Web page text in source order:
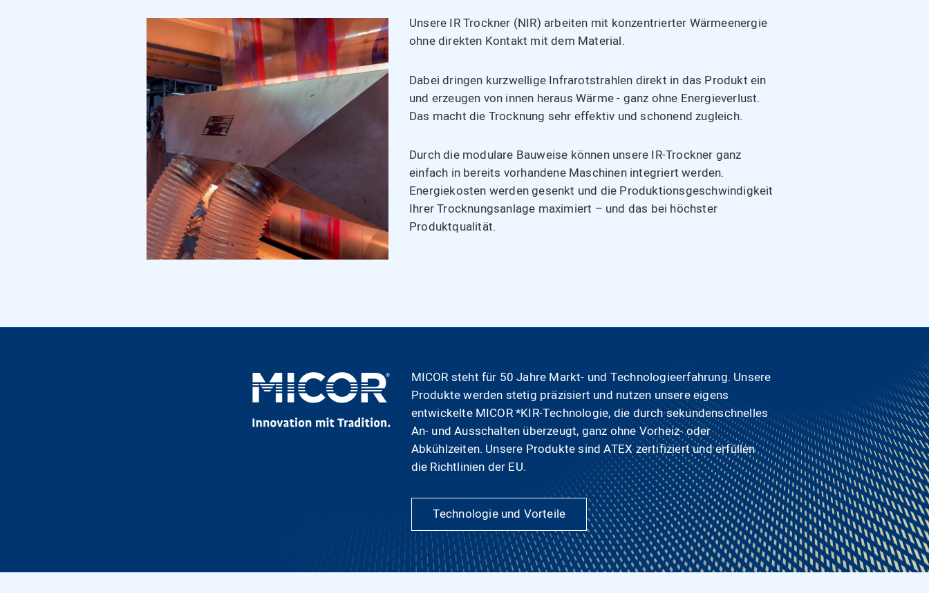
Unsere IR Trockner (NIR) arbeiten mit konzentrierter Wärmeenergie
ohne direkten Kontakt mit dem Material.
Dabei dringen kurzwellige Infrarotstrahlen direkt in das Produkt ein
und erzeugen von innen heraus Wärme - ganz ohne Energieverlust.
Das macht die Trocknung sehr effektiv und schonend zugleich.
Durch die modulare Bauweise können unsere IR-Trockner ganz
einfach in bereits vorhandene Maschinen integriert werden.
Energiekosten werden gesenkt und die Produktionsgeschwindigkeit
Ihrer Trocknungsanlage maximiert – und das bei höchster
Produktqualität.
MICOR steht für 50 Jahre Markt- und Technologieerfahrung. Unsere
Produkte werden stetig präzisiert und nutzen unsere eigens
entwickelte MICOR *KIR-Technologie, die durch sekundenschnelles
An- und Ausschalten überzeugt, ganz ohne Vorheiz- oder
Abkühlzeiten. Unsere Produkte sind ATEX zertifiziert und erfüllen
die Richtlinien der EU.
Technologie und Vorteile